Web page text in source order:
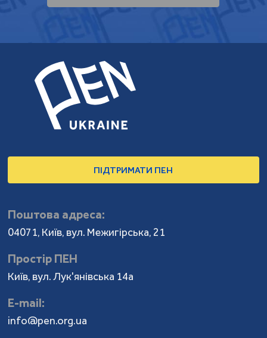
ПІДТРИМАТИ ПЕН
Поштова адреса:
04071, Київ, вул. Межигірська, 21
Простір ПЕН
Київ, вул. Лук'янівська 14а
Е-mail:
info@pen.org.ua